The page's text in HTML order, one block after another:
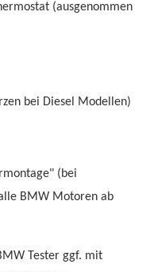
(ausgenommen
bei Diesel Modellen)
(bei
BMW Motoren ab
Tester ggf. mit